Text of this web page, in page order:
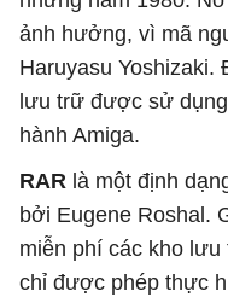
ảnh hưởng, vì mã
Haruyasu Yoshizaki.
lưu trữ được sử
hành Amiga.
RAR là một định
bởi Eugene Roshal.
miễn phí các kho
chỉ được phép thực